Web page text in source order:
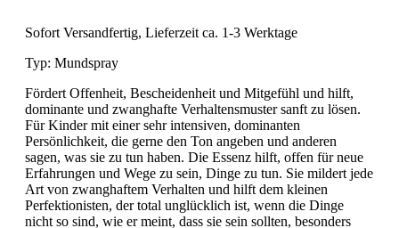
Sofort Versandfertig, Lieferzeit ca. 1-3 Werktage
Typ: Mundspray
Fördert Offenheit, Bescheidenheit und Mitgefühl und hilft,
dominante und zwanghafte Verhaltensmuster sanft zu lösen.
Für Kinder mit einer sehr intensiven, dominanten
Persönlichkeit, die gerne den Ton angeben und anderen
sagen, was sie zu tun haben. Die Essenz hilft, offen für neue
Erfahrungen und Wege zu sein, Dinge zu tun. Sie mildert jede
Art von zwanghaftem Verhalten und hilft dem kleinen
Perfektionisten, der total unglücklich ist, wenn die Dinge
nicht so sind, wie er meint, dass sie sein sollten, besonders